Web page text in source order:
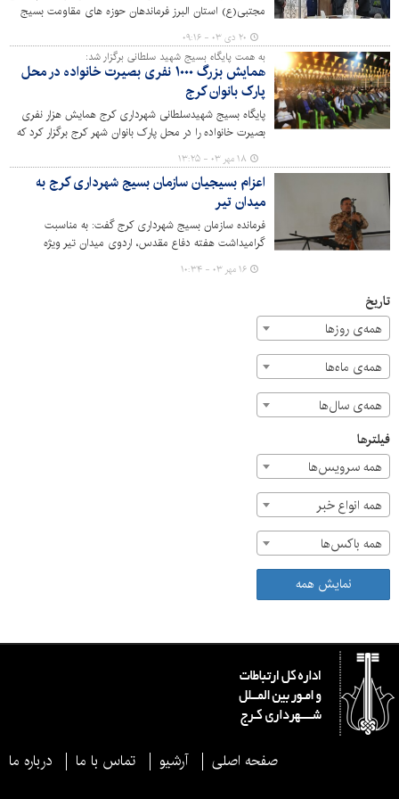
مجتبی(ع) استان البرز فرماندهان حوزه های مقاومت بسیج
شهرداری کرج طی آیینی منصوب شدند.
۲۰ دی ۰۳ - ۰۹:۱۶
به همت پایگاه بسیج شهید سلطانی برگزار شد:
همایش بزرگ ۱۰۰۰ نفری بصیرت خانواده در محل
پارک بانوان کرج
پایگاه بسیج شهیدسلطانی شهرداری کرج همایش هزار نفری
بصیرت خانواده را در محل پارک بانوان شهر کرج برگزار کرد که
با استقبال گرم خانواه های مجموعه مدیریت شهری
ودیگرشهروندان مواجه شد.
۱۸ مهر ۰۳ - ۱۳:۲۵
اعزام بسیجیان سازمان بسیج شهرداری کرج به
میدان تیر
فرمانده سازمان بسیج شهرداری کرج گفت: به مناسبت
گرامیداشت هفته دفاع مقدس، اردوی میدان تیر ویژه
بسیجیان سازمان بسیج شهرداری کرج برگزار شد.
۱۶ مهر ۰۳ - ۱۰:۳۴
تاریخ
همه‌ی روزها
همه‌ی ماه‌ها
همه‌ی سال‌ها
فیلترها
همه سرویس‌ها
همه انواع خبر
همه باکس‌ها
نمایش همه
صفحه اصلی آرشیو تماس با ما درباره ما